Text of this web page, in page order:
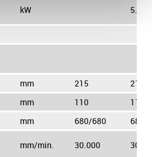
kW 5.5/
mm 215
215
mm 110
110
mm 680/680
680/
mm/min. 30.000